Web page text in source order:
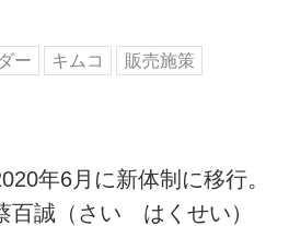
ー キムコ
販売施策
年6月に新体制に移行。
百誠（さい はくせい）